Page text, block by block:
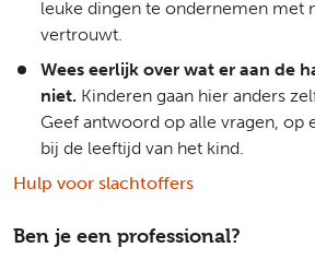
leuke dingen te ondernemen met
vertrouwt.
Wees eerlijk over wat er aan de
niet. Kinderen gaan hier anders
Geef antwoord op alle vragen, op
bij de leeftijd van het kind.
Hulp voor slachtoffers
Ben je een professional?